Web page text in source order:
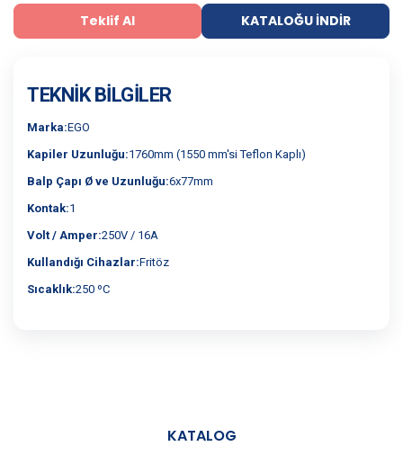
Teklif Al KATALOĞU İNDIR
TEKNIK BILGILER
Marka:EGO
Kapiler Uzunluğu:1760mm (1550 mm'si Teflon Kaplı)
Balp Çapı Ø ve Uzunluğu:6x77mm
Kontak:1
Volt / Amper:250V / 16A
Kullandığı Cihazlar:Fritöz
Sıcaklık:250 ºC
KATALOG